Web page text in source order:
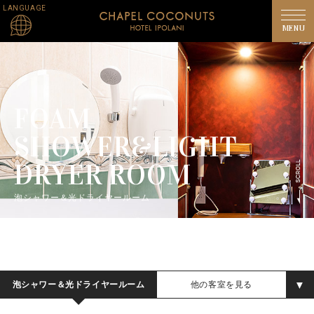
LANGUAGE
FOAM
SHOWER&LIGHT
DRYER ROOM
泡シャワー＆光ドライヤールーム
泡シャワー＆光ドライヤールーム 他の客室を見る